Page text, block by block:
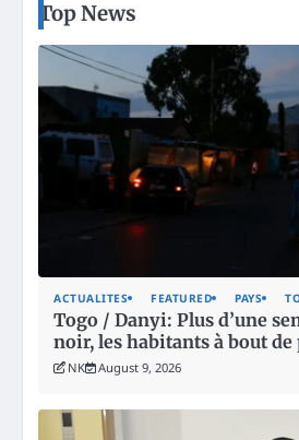
Top News
ACTUALITES FEATURED PAYS
Togo / Danyi: Plus d’une
noir, les habitants à bout de
NK August 9, 2026